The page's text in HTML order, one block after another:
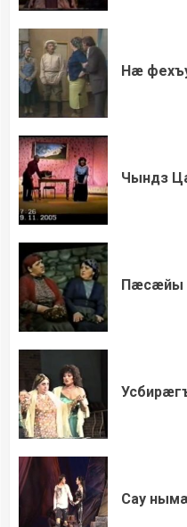
Нæ
Чындз
Пæсæйы
Сау